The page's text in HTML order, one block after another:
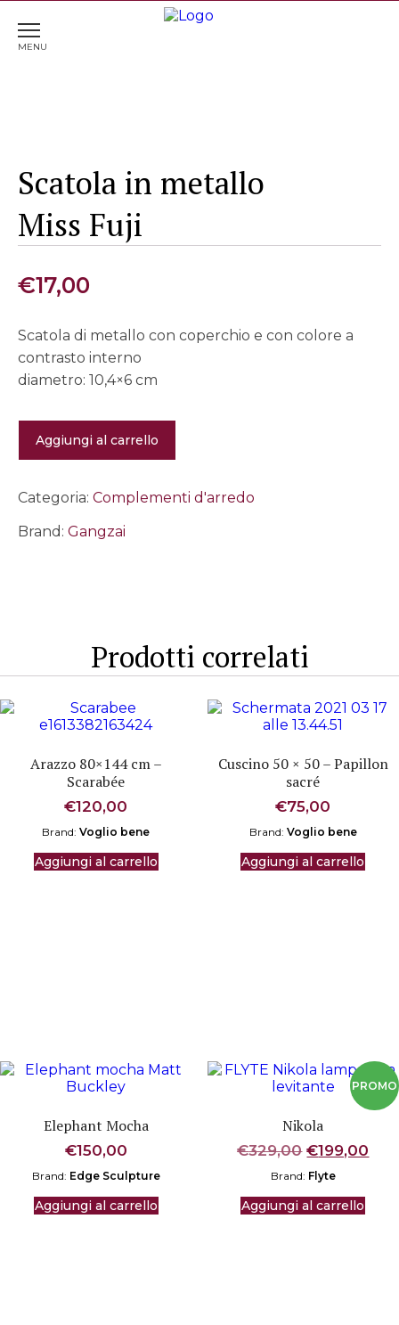
Home Complementi d'arredo
Miss Fuji
Scatola in metallo
Miss Fuji
€17,00
Scatola di metallo con coperchio e con colore a
contrasto interno
diametro: 10,4×6 cm
metallo
Fuji
Aggiungi al carrello
Categoria: Complementi d'arredo
Brand: Gangzai
Prodotti correlati
Arazzo 80×144 cm –
Scarabée
€120,00
Brand:Voglio bene
Aggiungi al carrello
Cuscino 50 × 50 – Papillon
sacré
€75,00
Brand: Voglio bene
Aggiungi al carrello
Elephant Mocha
€150,00
Brand: Edge Sculpture
Aggiungi al carrello
Nikola
€329,00 Il
prezzo
originale
era:
€199,00
Brand: Flyte
Aggiungi al carrello